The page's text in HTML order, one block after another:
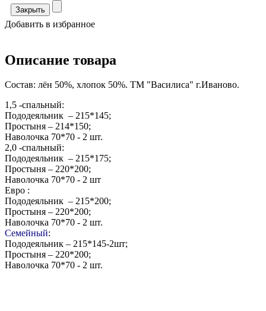
Закрыть
Добавить в избранное
Описание товара
Состав: лён 50%, хлопок 50%. ТМ "Василиса" г.Иваново.
1,5 -спальный:
Пододеяльник – 215*145;
Простыня – 214*150;
Наволочка 70*70 - 2 шт.
2,0 -спальный:
Пододеяльник – 215*175;
Простыня – 220*200;
Наволочка 70*70 - 2 шт
Евро :
Пододеяльник – 215*200;
Простыня – 220*200;
Наволочка 70*70 - 2 шт.
Семейный:
Пододеяльник – 215*145-2шт;
Простыня – 220*200;
Наволочка 70*70 - 2 шт.